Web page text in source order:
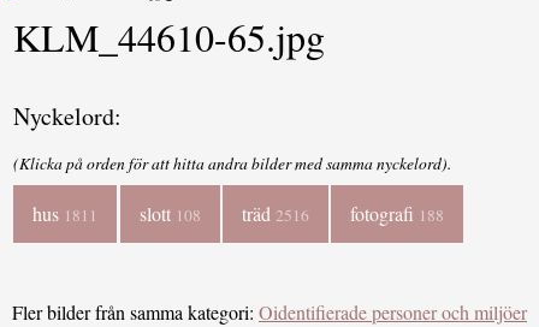
KLM_44610-65.jpg
Nyckelord:
(Klicka på orden för att hitta andra bilder med samma nyckelord).
hus 1811 slott 108 träd 2516 fotografi 188
Fler bilder från samma kategori: Oidentifierade personer och miljöer